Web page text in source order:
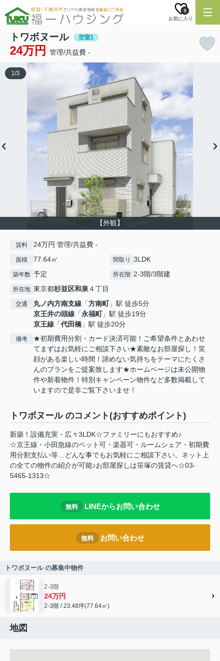
お気に入り
0
トワボヌール 空室1
24万円 管理/共益費 -
【外観】
1/3
賃料 24万円 管理/共益費 -
面積 77.64㎡ 間取り 3LDK
築年数 予定 所在階 2-3階/3階建
所在地 東京都杉並区和泉４丁目
交通 丸ノ内方南支線 「方南町」駅 徒歩5分
京王井の頭線 「永福町」駅 徒歩19分
京王線 「代田橋 」駅 徒歩20分
備考
★初期費用分割・カード決済可能！ご希望条件とあわせ
てまずはお気軽にご相談下さい★素敵なお部屋探し！笑
顔がある楽しい時間！諦めない気持ちをテーマにたくさ
んのプランをご提案致します★ホームページは未公開物
件や新着物件！特別キャンペーン物件など多数掲載して
いますので是非ご覧下さいませ！
トワボヌール のコメント(おすすめポイント)
新築！設備充実・広々3LDK☆ファミリーにもおすすめ♪
☆京王線・小田急線のペット可・楽器可・ルームシェア・初期費
用分割支払い等…どんな事でもお気軽にご相談下さい。ネット上
の全ての物件の紹介が可能♪お部屋探しは笹塚の賃貸へ☆03-
5465-1313☆
無料 LINEからお問い合わせ
無料 お問い合わせ
トワボヌール の募集中物件
2-3階
24万円
2-3階 / 23.48坪(77.64㎡)
地図